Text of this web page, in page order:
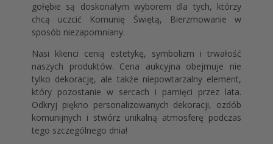
gołębie są doskonałym wyborem dla tych, którzy
chcą uczcić Komunię Świętą, Bierzmowanie w
sposób niezapomniany.
Nasi klienci cenią estetykę, symbolizm i trwałość
naszych produktów. Cena aukcyjna obejmuje nie
tylko dekorację, ale także niepowtarzalny element,
który pozostanie w sercach i pamięci przez lata.
Odkryj piękno personalizowanych dekoracji, ozdób
komunijnych i stwórz unikalną atmosferę podczas
tego szczególnego dnia!